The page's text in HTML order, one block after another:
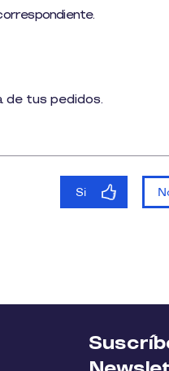
de tus pedidos.